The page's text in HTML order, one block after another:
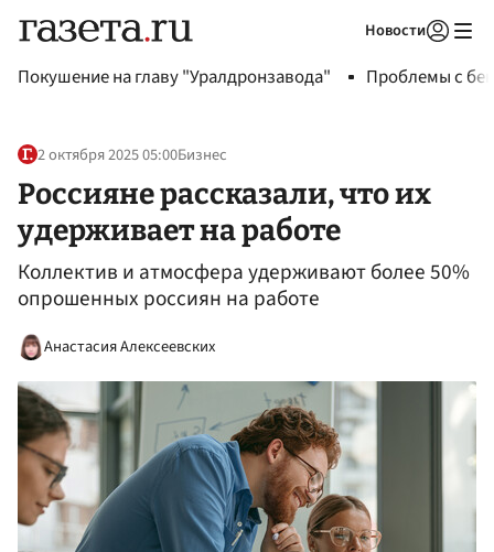
Новости
Покушение на главу "Уралдронзавода" Проблемы с
2 октября 2025 05:00Бизнес
Россияне рассказали, что их
удерживает на работе
Коллектив и атмосфера удерживают более 50%
опрошенных россиян на работе
Анастасия Алексеевских